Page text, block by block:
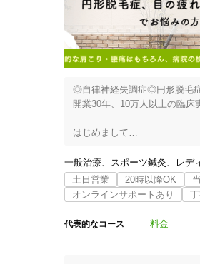
◎自律神経失調症◎円形脱毛
開業30年、10万人以上の臨床
はじめまして
長年の臨床経験により実績の
◎自律神経失調症 ◎円形脱
どこに行ったらよいのか お
当院が専門に扱う症状は、医
確実な対処法もありません。
一般治療 スポーツ鍼灸
レデ
土日営業
20時以降OK
オンラインサポートあり
代表的なコース 料金